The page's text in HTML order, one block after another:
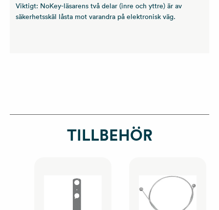
Viktigt: NoKey-läsarens två delar (inre och yttre) är av
säkerhetsskäl låsta mot varandra på elektronisk väg.
TILLBEHÖR